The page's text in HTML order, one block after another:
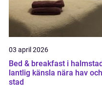
03 april 2026
Bed & breakfast i
lantlig känsla nära hav och
stad